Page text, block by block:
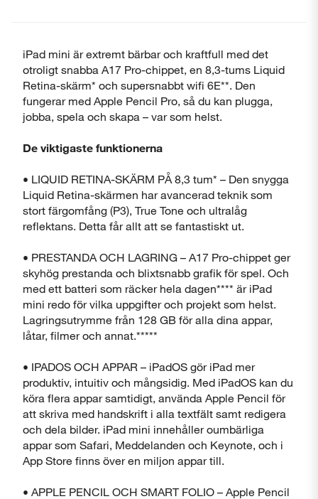
iPad mini är extremt bärbar och kraftfull med det
otroligt snabba A17 Pro-chippet, en 8,3-tums Liquid
Retina-skärm* och supersnabbt wifi 6E**. Den
fungerar med Apple Pencil Pro, så du kan plugga,
jobba, spela och skapa – var som helst.
De viktigaste funktionerna
• LIQUID RETINA-SKÄRM PÅ 8,3 tum* – Den snygga
Liquid Retina-skärmen har avancerad teknik som
stort färgomfång (P3), True Tone och ultralåg
reflektans. Detta får allt att se fantastiskt ut.
• PRESTANDA OCH LAGRING – A17 Pro-chippet ger
skyhög prestanda och blixtsnabb grafik för spel. Och
med ett batteri som räcker hela dagen**** är iPad
mini redo för vilka uppgifter och projekt som helst.
Lagringsutrymme från 128 GB för alla dina appar,
låtar, filmer och annat.*****
• IPADOS OCH APPAR – iPadOS gör iPad mer
produktiv, intuitiv och mångsidig. Med iPadOS kan du
köra flera appar samtidigt, använda Apple Pencil för
att skriva med handskrift i alla textfält samt redigera
och dela bilder. iPad mini innehåller oumbärliga
appar som Safari, Meddelanden och Keynote, och i
App Store finns över en miljon appar till.
• APPLE PENCIL OCH SMART FOLIO – Apple Pencil
Visa produktinformationsblad
Stäng